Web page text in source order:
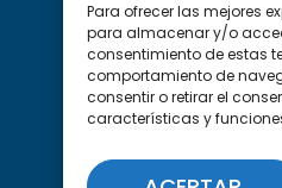
Para ofrecer las mejores
para almacenar y/o
consentimiento de estas
comportamiento de
consentir o retirar el
características y